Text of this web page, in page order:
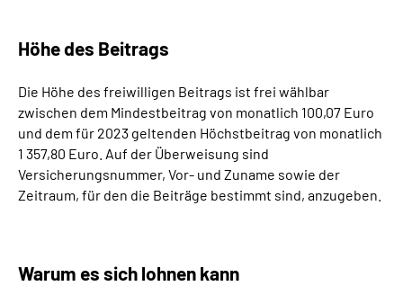
Höhe des Beitrags
Die Höhe des freiwilligen Beitrags ist frei wählbar
zwischen dem Mindestbeitrag von monatlich 100,07 Euro
und dem für 2023 geltenden Höchstbeitrag von monatlich
1 357,80 Euro. Auf der Überweisung sind
Versicherungsnummer, Vor- und Zuname sowie der
Zeitraum, für den die Beiträge bestimmt sind, anzugeben.
Warum es sich lohnen kann